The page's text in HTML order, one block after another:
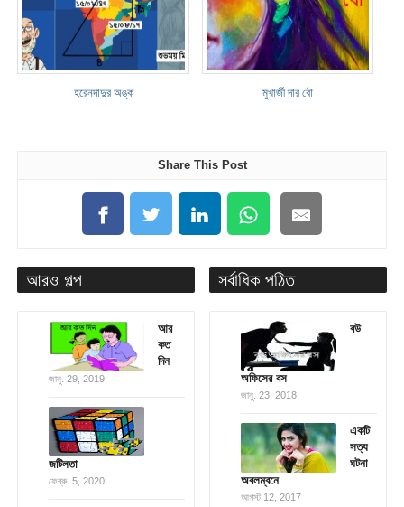
হরেনদাদুর অঙ্ক মুখার্জী দার বৌ
Share This Post
আরও গল্প
আর
কত
দিন
জানু. 29, 2019
জটিলতা
ফেব্রু. 5, 2020
সর্বাধিক পঠিত
বউ
অফিসের বস
জানু. 23, 2018
একটি
সত্য
ঘটনা
অবলম্বনে
আগস্ট 12, 2017